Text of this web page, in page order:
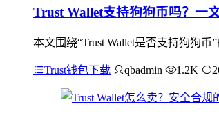
Trust Wallet支持狗狗币吗？一
本文围绕“Trust Wallet是否支持狗狗
Trust钱包下载 qbadmin 1.2K